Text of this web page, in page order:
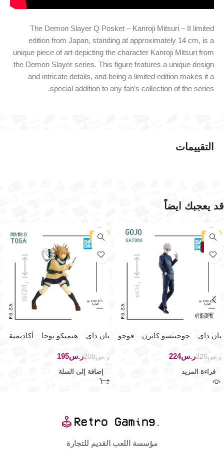
The Demon Slayer Q Posket – Kanroji Mitsuri – II limited
edition from Japan, standing at approximately 14 cm, is a
unique piece of art depicting the character Kanroji Mitsuri from
the Demon Slayer series. This figure features a unique design
and intricate details, and being a limited edition makes it a
special addition to any fan’s collection of the series.
التقييمات
قد يعجبك ايضاً
-1%
بان داي – جوجيتسو كايزن – قوجو
ر.س226ر.س224
قراءة المزيد
-6%
بان داي – هيميكو توجا – أكاديمية
ر.س208ر.س195
إضافة إلى السلة
مؤسسة اللعب القديم للتجارة